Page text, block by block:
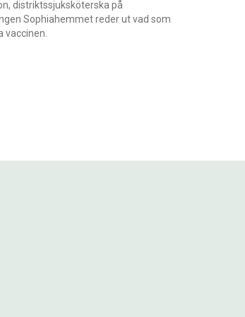
distriktssjuksköterska på
Sophiahemmet reder ut vad som
vaccinen.